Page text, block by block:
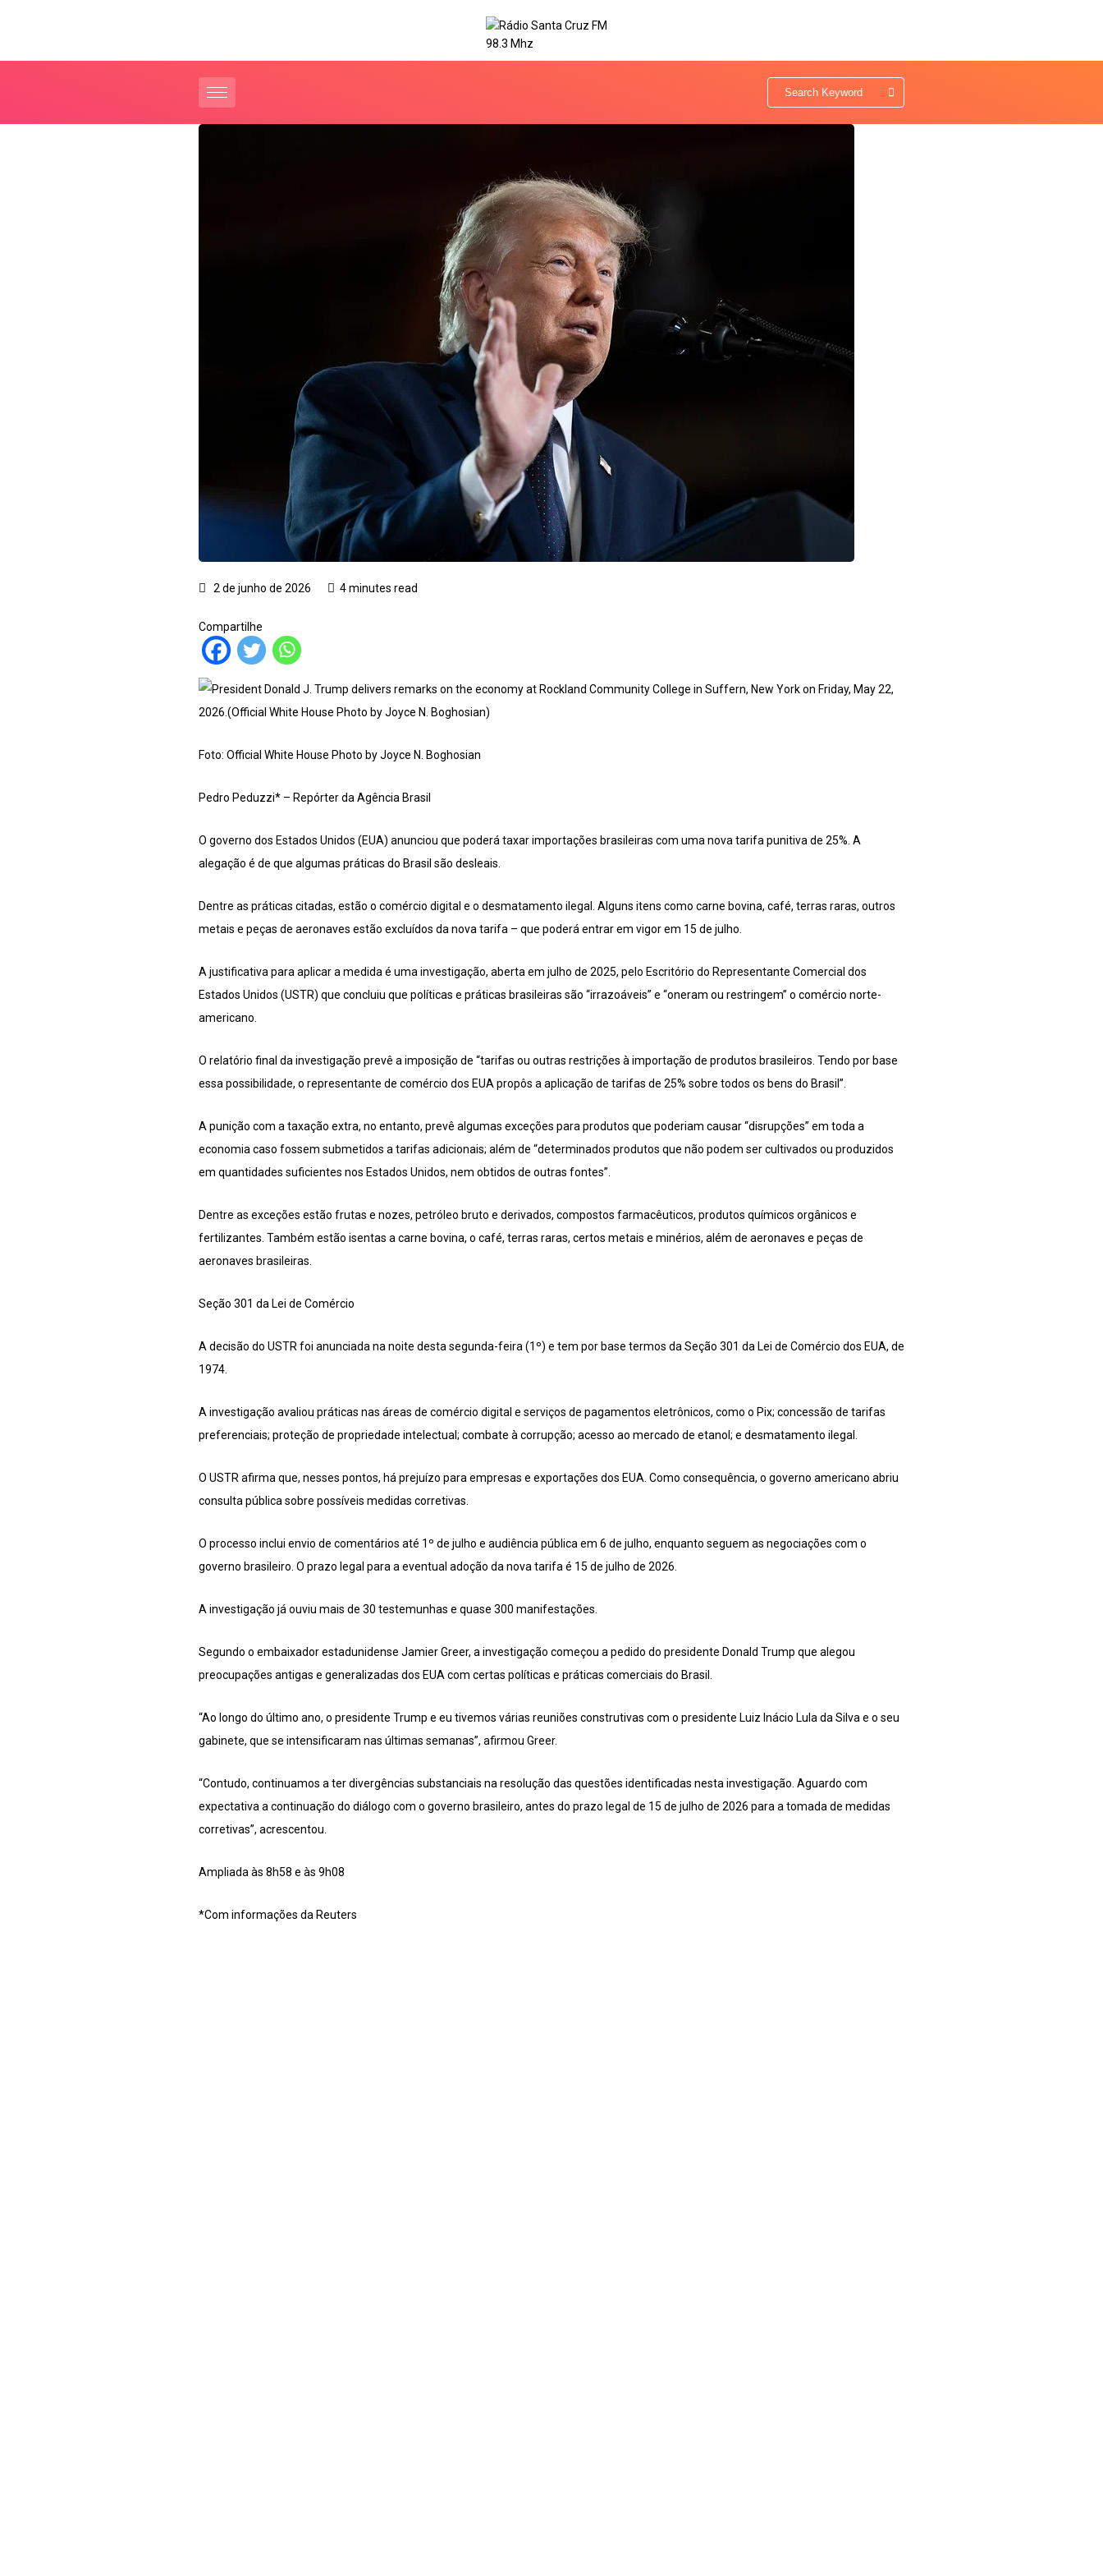
2 de junho de 2026 4 minutes read
Compartilhe
Foto: Official White House Photo by Joyce N. Boghosian
Pedro Peduzzi* – Repórter da Agência Brasil
O governo dos Estados Unidos (EUA) anunciou que poderá taxar importações brasileiras com uma nova tarifa punitiva de 25%. A
alegação é de que algumas práticas do Brasil são desleais.
Dentre as práticas citadas, estão o comércio digital e o desmatamento ilegal. Alguns itens como carne bovina, café, terras raras, outros
metais e peças de aeronaves estão excluídos da nova tarifa – que poderá entrar em vigor em 15 de julho.
A justificativa para aplicar a medida é uma investigação, aberta em julho de 2025, pelo Escritório do Representante Comercial dos
Estados Unidos (USTR) que concluiu que políticas e práticas brasileiras são “irrazoáveis” e “oneram ou restringem” o comércio norte-
americano.
O relatório final da investigação prevê a imposição de “tarifas ou outras restrições à importação de produtos brasileiros. Tendo por base
essa possibilidade, o representante de comércio dos EUA propôs a aplicação de tarifas de 25% sobre todos os bens do Brasil”.
A punição com a taxação extra, no entanto, prevê algumas exceções para produtos que poderiam causar “disrupções” em toda a
economia caso fossem submetidos a tarifas adicionais; além de “determinados produtos que não podem ser cultivados ou produzidos
em quantidades suficientes nos Estados Unidos, nem obtidos de outras fontes”.
Dentre as exceções estão frutas e nozes, petróleo bruto e derivados, compostos farmacêuticos, produtos químicos orgânicos e
fertilizantes. Também estão isentas a carne bovina, o café, terras raras, certos metais e minérios, além de aeronaves e peças de
aeronaves brasileiras.
Seção 301 da Lei de Comércio
A decisão do USTR foi anunciada na noite desta segunda-feira (1º) e tem por base termos da Seção 301 da Lei de Comércio dos EUA, de
1974.
A investigação avaliou práticas nas áreas de comércio digital e serviços de pagamentos eletrônicos, como o Pix; concessão de tarifas
preferenciais; proteção de propriedade intelectual; combate à corrupção; acesso ao mercado de etanol; e desmatamento ilegal.
O USTR afirma que, nesses pontos, há prejuízo para empresas e exportações dos EUA. Como consequência, o governo americano abriu
consulta pública sobre possíveis medidas corretivas.
O processo inclui envio de comentários até 1º de julho e audiência pública em 6 de julho, enquanto seguem as negociações com o
governo brasileiro. O prazo legal para a eventual adoção da nova tarifa é 15 de julho de 2026.
A investigação já ouviu mais de 30 testemunhas e quase 300 manifestações.
Segundo o embaixador estadunidense Jamier Greer, a investigação começou a pedido do presidente Donald Trump que alegou
preocupações antigas e generalizadas dos EUA com certas políticas e práticas comerciais do Brasil.
“Ao longo do último ano, o presidente Trump e eu tivemos várias reuniões construtivas com o presidente Luiz Inácio Lula da Silva e o seu
gabinete, que se intensificaram nas últimas semanas”, afirmou Greer.
“Contudo, continuamos a ter divergências substanciais na resolução das questões identificadas nesta investigação. Aguardo com
expectativa a continuação do diálogo com o governo brasileiro, antes do prazo legal de 15 de julho de 2026 para a tomada de medidas
corretivas”, acrescentou.
Ampliada às 8h58 e às 9h08
*Com informações da Reuters